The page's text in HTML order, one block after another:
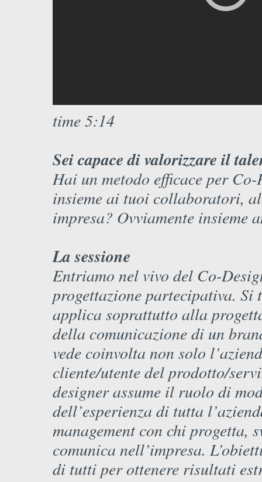
time 5:14
Sei capace di valorizzare il
Hai un metodo efficace per
insieme ai tuoi collaboratori,
impresa? Ovviamente insieme
La sessione
Entriamo nel vivo del Co-
progettazione partecipativa.
applica soprattutto alla
della comunicazione di un
vede coinvolta non solo
cliente/utente del prodotto/
designer assume il ruolo di
dell’esperienza di tutta
management con chi progetta,
comunica nell’impresa.
di tutti per ottenere risultati